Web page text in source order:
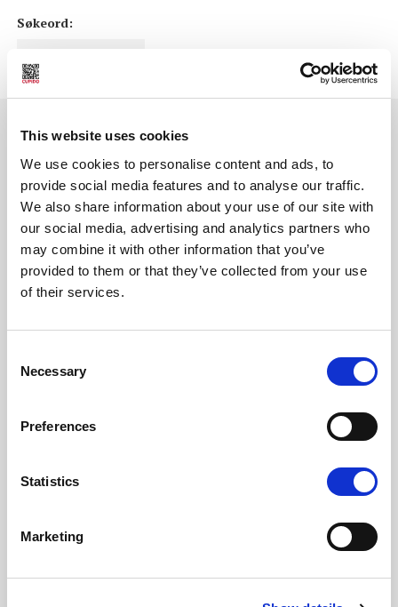
This website uses cookies
We use cookies to personalise content and ads, to
provide social media features and to analyse our traffic.
We also share information about your use of our site with
our social media, advertising and analytics partners who
may combine it with other information that you’ve
provided to them or that they’ve collected from your use
of their services.
Selection
Necessary
Preferences
Statistics
Marketing
Søkeord: